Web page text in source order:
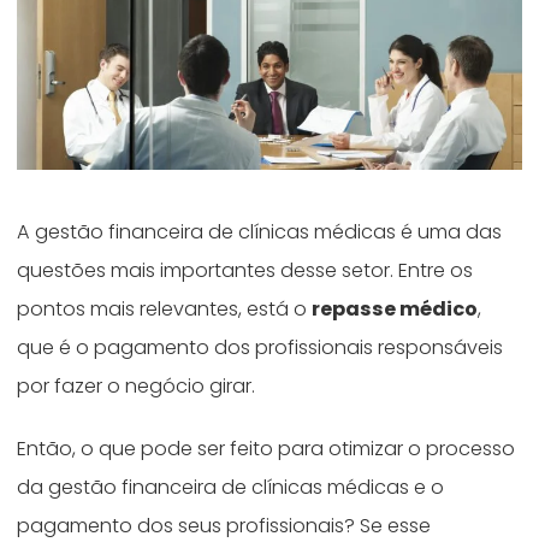
A gestão financeira de clínicas médicas é uma das
questões mais importantes desse setor. Entre os
pontos mais relevantes, está o repasse médico,
que é o pagamento dos profissionais responsáveis
por fazer o negócio girar.
Então, o que pode ser feito para otimizar o processo
da gestão financeira de clínicas médicas e o
pagamento dos seus profissionais? Se esse